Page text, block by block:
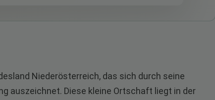
Niederösterreich, das sich durch seine
auszeichnet. Diese kleine Ortschaft liegt in der